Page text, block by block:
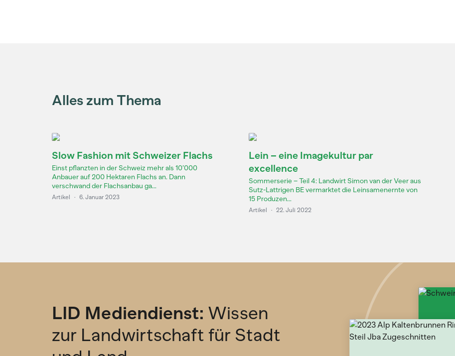
Alles zum Thema
Slow Fashion mit Schweizer Flachs
Einst pflanzten in der Schweiz mehr als 10’000
Anbauer auf 200 Hektaren Flachs an. Dann
verschwand der Flachsanbau ga...
Artikel · 6. Januar 2023
Lein – eine Imagekultur par
excellence
Sommerserie – Teil 4: Landwirt Simon van der Veer aus
Sutz-Lattrigen BE vermarktet die Leinsamenernte von
15 Produzen...
Artikel · 22. Juli 2022
LID Mediendienst: Wissen
zur Landwirtschaft für Stadt